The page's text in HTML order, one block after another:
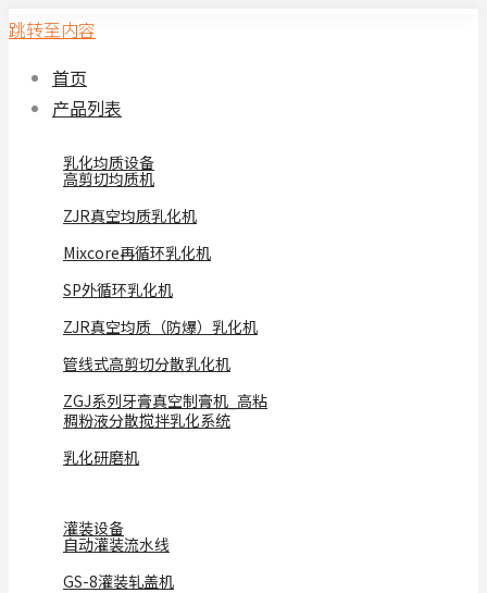
跳转至内容
首页
产品列表
乳化均质设备
高剪切均质机
ZJR真空均质乳化机
Mixcore再循环乳化机
SP外循环乳化机
ZJR真空均质（防爆）乳化机
管线式高剪切分散乳化机
ZGJ系列牙膏真空制膏机_高粘
稠粉液分散搅拌乳化系统
乳化研磨机
灌装设备
自动灌装流水线
GS-8灌装轧盖机